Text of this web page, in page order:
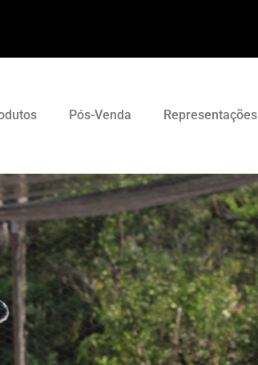
Pós-Venda Representações